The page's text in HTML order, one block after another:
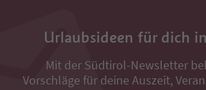
Urlaubsideen für dich
Mit der Südtirol-Newsletter
Vorschläge für deine Auszeit,